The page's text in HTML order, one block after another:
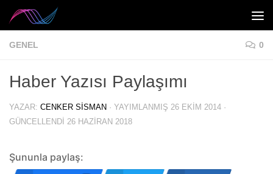
Skip to content
GENEL 0
Haber Yazısı Paylaşımı
YAZAR: CENKER SISMAN · YAYIMLANMIŞ 26 EKIM 2014 ·
GÜNCELLENDI 26 HAZIRAN 2018
Şununla paylaş: